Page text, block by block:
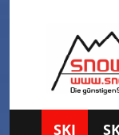
SKI